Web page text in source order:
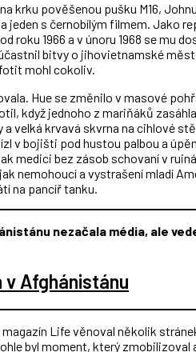
krku pověšenou pušku M16,
jeden s černobílým filmem. Jako
roku 1966 a v únoru 1968 se mu
bitvy o jihovietnamské
mohl cokoliv.
Hue se změnilo v masové
když jednoho z mariňáků
velká krvavá skvrna na cihlové
v bojišti pod hustou palbou a
medici bez zásob schovaní v
nemohoucí a vystrašení mladí
na pancíř tanku.
nezačala média, ale
Afghánistánu
magazín Life věnoval několik
byl moment, který